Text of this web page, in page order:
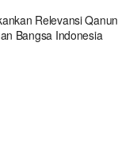
Relevansi Qanun
Bangsa Indonesia